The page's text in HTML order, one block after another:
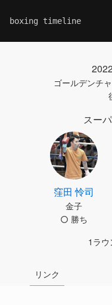
boxing timeline
ゴールデンチ
スー
窪田 怜司
金子
勝ち
1ラ
リンク